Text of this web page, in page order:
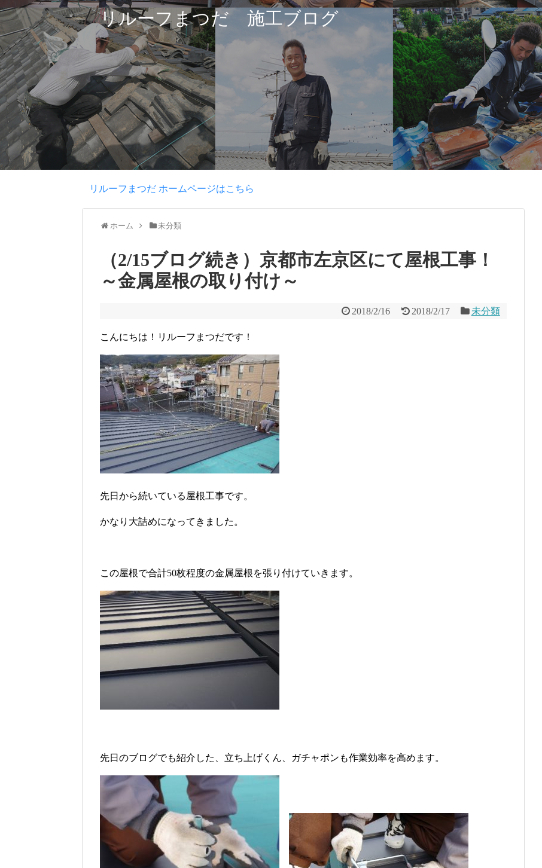
リルーフまつだ 施工ブログ
リルーフまつだ ホームページはこちら
ホーム 未分類
（2/15ブログ続き）京都市左京区にて屋根工事！
～金属屋根の取り付け～
2018/2/16 2018/2/17 未分類
こんにちは！リルーフまつだです！
先日から続いている屋根工事です。
かなり大詰めになってきました。
この屋根で合計50枚程度の金属屋根を張り付けていきます。
先日のブログでも紹介した、立ち上げくん、ガチャポンも作業効率を高めます。